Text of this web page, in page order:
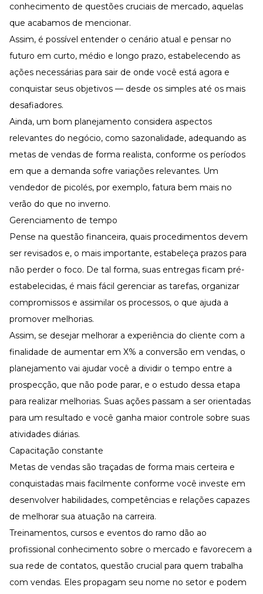
conhecimento de questões cruciais de mercado, aquelas
que acabamos de mencionar.
Assim, é possível entender o cenário atual e pensar no
futuro em curto, médio e longo prazo, estabelecendo as
ações necessárias para sair de onde você está agora e
conquistar seus objetivos — desde os simples até os mais
desafiadores.
Ainda, um bom planejamento considera aspectos
relevantes do negócio, como sazonalidade, adequando as
metas de vendas de forma realista, conforme os períodos
em que a demanda sofre variações relevantes. Um
vendedor de picolés, por exemplo, fatura bem mais no
verão do que no inverno.
Gerenciamento de tempo
Pense na questão financeira, quais procedimentos devem
ser revisados e, o mais importante, estabeleça prazos para
não perder o foco. De tal forma, suas entregas ficam pré-
estabelecidas, é mais fácil gerenciar as tarefas, organizar
compromissos e assimilar os processos, o que ajuda a
promover melhorias.
Assim, se desejar melhorar a experiência do cliente com a
finalidade de aumentar em X% a conversão em vendas, o
planejamento vai ajudar você a dividir o tempo entre a
prospecção, que não pode parar, e o estudo dessa etapa
para realizar melhorias. Suas ações passam a ser orientadas
para um resultado e você ganha maior controle sobre suas
atividades diárias.
Capacitação constante
Metas de vendas são traçadas de forma mais certeira e
conquistadas mais facilmente conforme você investe em
desenvolver habilidades, competências e relações capazes
de melhorar sua atuação na carreira.
Treinamentos, cursos e eventos do ramo dão ao
profissional conhecimento sobre o mercado e favorecem a
sua rede de contatos, questão crucial para quem trabalha
com vendas. Eles propagam seu nome no setor e podem